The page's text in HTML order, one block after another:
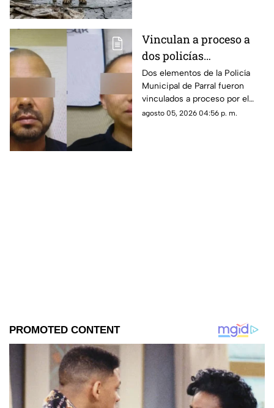
Vinculan a proceso a
dos policías
municipales por
homicidio
imprudencial en Parral
Dos elementos de la Policía
Municipal de Parral fueron
vinculados a proceso por el
presunto delito de homicidio
agosto 05, 2026 04:56 p. m.